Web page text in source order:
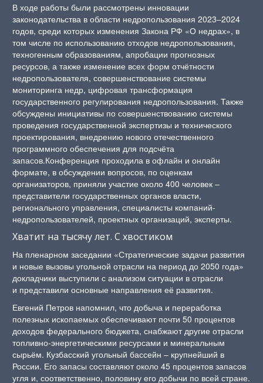
В ходе работы были рассмотрены инновации
законодательства в области недропользования 2023–2024
годов, среди которых изменения Закона РФ «О недрах», в
том числе по использованию отходов недропользования,
техногенным образованиям, апробации прогнозных
ресурсов, а также изменение всех форм отчётности
недропользователя, совершенствование системы
мониторинга недр, цифровая трансформация
государственного регулирования недропользования. Также
обсуждены инициативы по совершенствованию системы
проведения государственной экспертизы и технического
проектирования, внедрению нового отечественного
программного обеспечения для подсчёта
запасов.Конференция проходила в офлайн и онлайн
формате, в обсуждении вопросов, по оценкам
организаторов, приняли участие около 400 человек –
представители государственных органов власти,
регионального управления, специалисты компаний-
недропользователей, проектных организаций, эксперты.
Хватит на тысячу лет. С хвостиком
На пленарном заседании «Стратегические задачи развития
и новые вызовы угольной отрасли на период до 2050 года»
докладчики выступили с анализом ситуации в отрасли
и представили основные направления её развития.
Евгений Петров напомнил, что добыча и переработка
полезных ископаемых обеспечивают почти 50 процентов
доходов федерального бюджета, снабжают другие отрасли
топливно-энергетическими ресурсами и минеральным
сырьём. Кузбасский угольный бассейн – крупнейший в
России. Его запасы составляют около 45 процентов запасов
угля и, соответственно, половину его добычи по всей стране.